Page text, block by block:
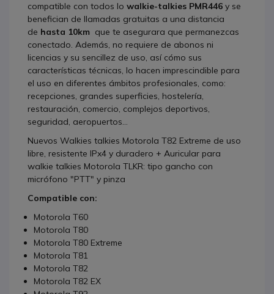
compatible con todos lo walkie-talkies PMR446 y se
benefician de llamadas gratuitas a una distancia
de hasta 10km que te asegurara que permanezcas
conectado. Además, no requiere de abonos ni
licencias y su sencillez de uso, así cómo sus
características técnicas, lo hacen imprescindible para
el uso en diferentes ámbitos profesionales, como:
recepciones, grandes superficies, hostelería,
restauración, comercio, complejos deportivos,
seguridad, aeropuertos...
Nuevos Walkies talkies Motorola T82 Extreme de uso
libre, resistente IPx4 y duradero + Auricular para
walkie talkies Motorola TLKR: tipo gancho con
micrófono "PTT" y pinza
Compatible con:
Motorola T60
Motorola T80
Motorola T80 Extreme
Motorola T81
Motorola T82
Motorola T82 EX